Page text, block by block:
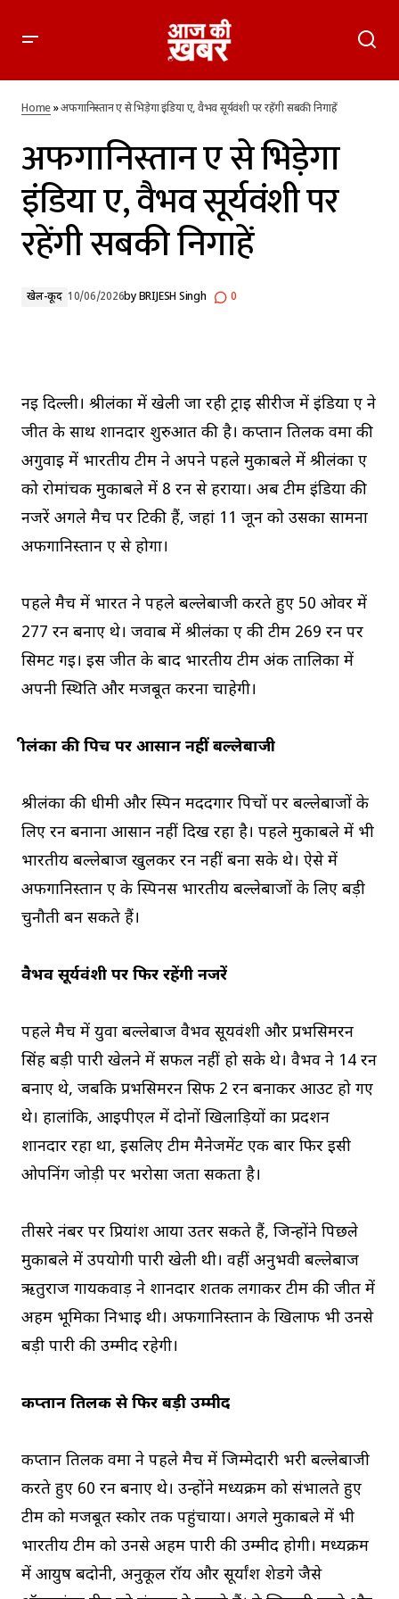
अफगानिस्तान ए से भिड़ेगा इंडिया ए, वैभव सूर्यवंशी पर रहेंगी सबकी निगाहें
Home»अफगानिस्तान ए से भिड़ेगा इंडिया ए, वैभव सूर्यवंशी पर रहेंगी सबकी निगाहें
अफगानिस्तान ए से भिड़ेगा
इंडिया ए, वैभव सूर्यवंशी पर
रहेंगी सबकी निगाहें
खेल-कूद 10/06/2026byBRIJESH Singh 0
नई दिल्ली। श्रीलंका में खेली जा रही ट्राई सीरीज में इंडिया ए ने
जीत के साथ शानदार शुरुआत की है। कप्तान तिलक वर्मा की
अगुवाई में भारतीय टीम ने अपने पहले मुकाबले में श्रीलंका ए
को रोमांचक मुकाबले में 8 रन से हराया। अब टीम इंडिया की
नजरें अगले मैच पर टिकी हैं, जहां 11 जून को उसका सामना
अफगानिस्तान ए से होगा।
पहले मैच में भारत ने पहले बल्लेबाजी करते हुए 50 ओवर में
277 रन बनाए थे। जवाब में श्रीलंका ए की टीम 269 रन पर
सिमट गई। इस जीत के बाद भारतीय टीम अंक तालिका में
अपनी स्थिति और मजबूत करना चाहेगी।
श्रीलंका की पिच पर आसान नहीं बल्लेबाजी
श्रीलंका की धीमी और स्पिन मददगार पिचों पर बल्लेबाजों के
लिए रन बनाना आसान नहीं दिख रहा है। पहले मुकाबले में भी
भारतीय बल्लेबाज खुलकर रन नहीं बना सके थे। ऐसे में
अफगानिस्तान ए के स्पिनर्स भारतीय बल्लेबाजों के लिए बड़ी
चुनौती बन सकते हैं।
वैभव सूर्यवंशी पर फिर रहेंगी नजरें
पहले मैच में युवा बल्लेबाज वैभव सूर्यवंशी और प्रभसिमरन
सिंह बड़ी पारी खेलने में सफल नहीं हो सके थे। वैभव ने 14 रन
बनाए थे, जबकि प्रभसिमरन सिर्फ 2 रन बनाकर आउट हो गए
थे। हालांकि, आईपीएल में दोनों खिलाड़ियों का प्रदर्शन
शानदार रहा था, इसलिए टीम मैनेजमेंट एक बार फिर इसी
ओपनिंग जोड़ी पर भरोसा जता सकता है।
तीसरे नंबर पर प्रियांश आर्या उतर सकते हैं, जिन्होंने पिछले
मुकाबले में उपयोगी पारी खेली थी। वहीं अनुभवी बल्लेबाज
ऋतुराज गायकवाड़ ने शानदार शतक लगाकर टीम की जीत में
अहम भूमिका निभाई थी। अफगानिस्तान के खिलाफ भी उनसे
बड़ी पारी की उम्मीद रहेगी।
कप्तान तिलक से फिर बड़ी उम्मीद
कप्तान तिलक वर्मा ने पहले मैच में जिम्मेदारी भरी बल्लेबाजी
करते हुए 60 रन बनाए थे। उन्होंने मध्यक्रम को संभालते हुए
टीम को मजबूत स्कोर तक पहुंचाया। अगले मुकाबले में भी
भारतीय टीम को उनसे अहम पारी की उम्मीद होगी। मध्यक्रम
में आयुष बदोनी, अनुकूल रॉय और सूर्यांश शेडगे जैसे